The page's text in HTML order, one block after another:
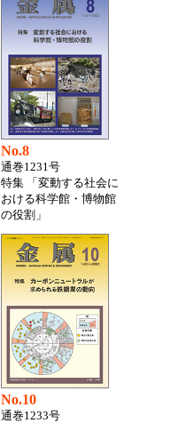
No.8
通巻1231号
特集 「変動する社会に
おける科学館・博物館
の役割」
No.10
通巻1233号